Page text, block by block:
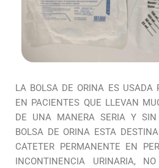
LA BOLSA DE ORINA ES USADA
EN PACIENTES QUE LLEVAN
DE UNA MANERA SERIA Y SIN
BOLSA DE ORINA ESTA
CATETER PERMANENTE EN
INCONTINENCIA URINARIA,